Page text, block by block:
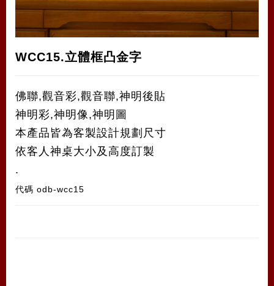
WCC15.立體框凸金字
佛聯,觀音彩,觀音聯,神明後貼
神明彩,神明像,神明圖
本產品皆為客製設計規劃尺寸
依客人神桌大小及高度訂製
.
代碼 odb-wcc15